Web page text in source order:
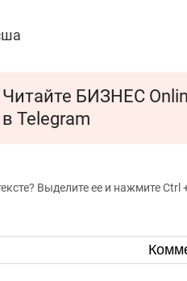
Читайте БИЗНЕС
в Telegram
Выделите ее и нажмите Ctrl